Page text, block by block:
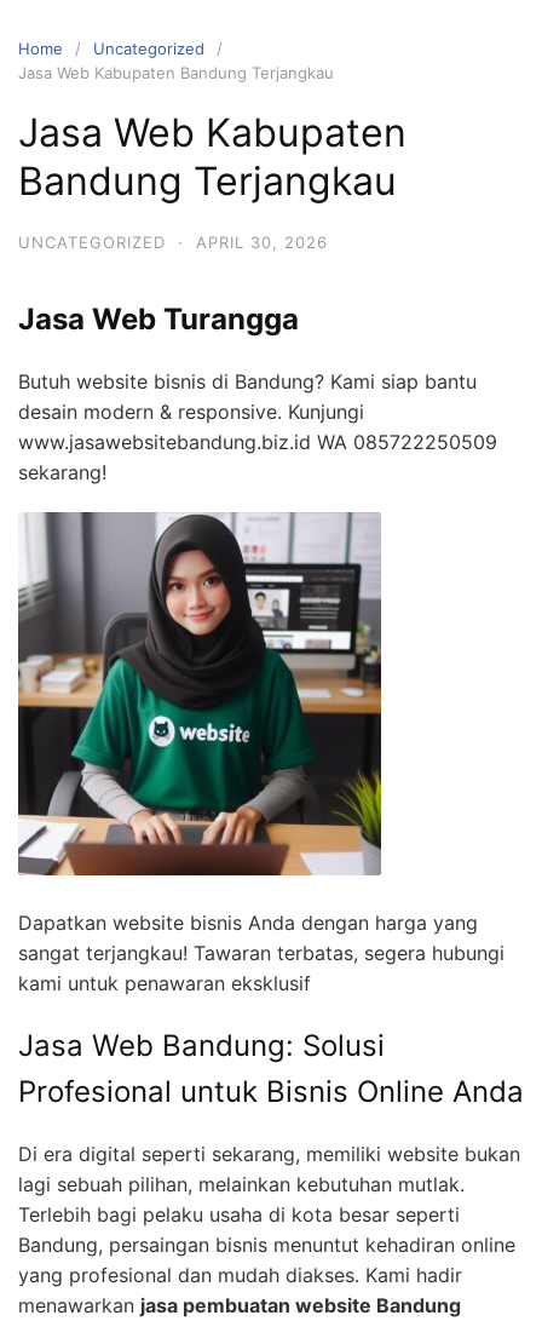
content
Home
Uncategorized
Jasa Web Kabupaten Bandung Terjangkau
Jasa Web Kabupaten
Bandung Terjangkau
UNCATEGORIZED · APRIL 30, 2026
Jasa Web Turangga
Butuh website bisnis di Bandung? Kami siap bantu
desain modern & responsive. Kunjungi
www.jasawebsitebandung.biz.id WA 085722250509
sekarang!
Dapatkan website bisnis Anda dengan harga yang
sangat terjangkau! Tawaran terbatas, segera hubungi
kami untuk penawaran eksklusif
Jasa Web Bandung: Solusi
Profesional untuk Bisnis Online Anda
Di era digital seperti sekarang, memiliki website bukan
lagi sebuah pilihan, melainkan kebutuhan mutlak.
Terlebih bagi pelaku usaha di kota besar seperti
Bandung, persaingan bisnis menuntut kehadiran online
yang profesional dan mudah diakses. Kami hadir
menawarkan jasa pembuatan website Bandung